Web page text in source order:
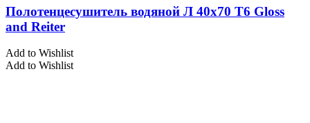
Полотенцесушитель водяной Л 40х70 Т6 Gloss
and Reiter
Add to Wishlist
Add to Wishlist